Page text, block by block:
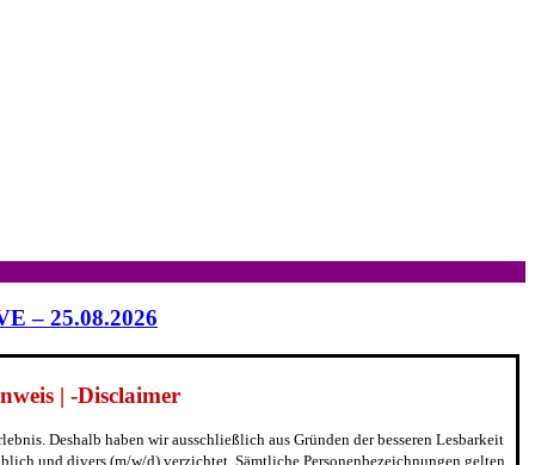
– 25.08.2026
| -Disclaimer
Deshalb haben wir ausschließlich aus Gründen der besseren Lesbarkeit
und divers (m/w/d) verzichtet. Sämtliche Personenbezeichnungen gelten